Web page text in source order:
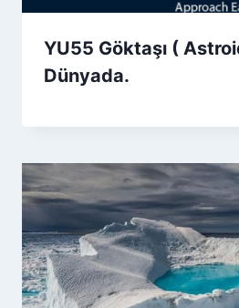
YU55 Göktaşı (
Dünyada.